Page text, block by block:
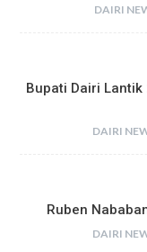
DAIRI
Bupati Dairi
DAIRI
Ruben
DAIRI